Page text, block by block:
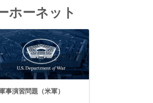
ホーネット
事演習問題（米軍）